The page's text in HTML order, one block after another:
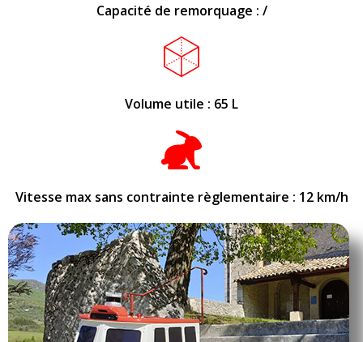
Capacité de remorquage : /
Volume utile : 65 L
Vitesse max sans contrainte règlementaire : 12 km/h